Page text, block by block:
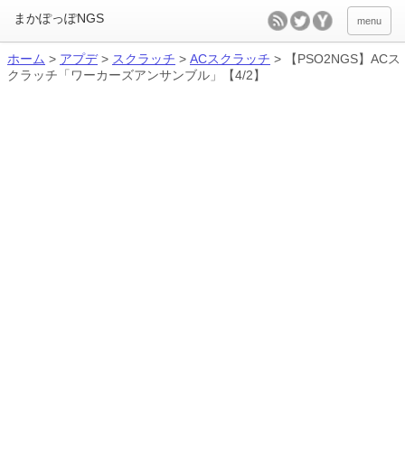
menu
ホーム > アプデ> スクラッチ > ACスクラッチ >
【PSO2NGS】ACス
クラッチ「ワーカーズアンサンブル」【4/2】